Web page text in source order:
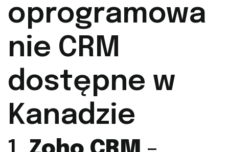
oprogramowa
nie CRM
dostępne w
Kanadzie